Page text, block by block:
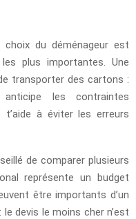
du déménageur est
plus importantes. Une
transporter des cartons :
les contraintes
t’aide à éviter les erreurs
de comparer plusieurs
représente un budget
être importants d’un
devis le moins cher n’est